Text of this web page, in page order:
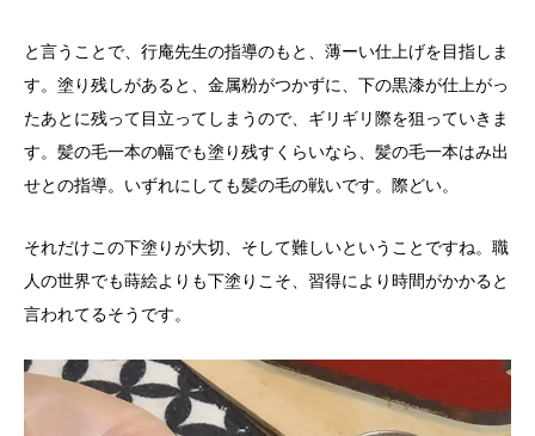
と言うことで、行庵先生の指導のもと、薄ーい仕上げを目指しま
す。塗り残しがあると、金属粉がつかずに、下の黒漆が仕上がっ
たあとに残って目立ってしまうので、ギリギリ際を狙っていきま
す。髪の毛一本の幅でも塗り残すくらいなら、髪の毛一本はみ出
せとの指導。いずれにしても髪の毛の戦いです。際どい。
それだけこの下塗りが大切、そして難しいということですね。職
人の世界でも蒔絵よりも下塗りこそ、習得により時間がかかると
言われてるそうです。